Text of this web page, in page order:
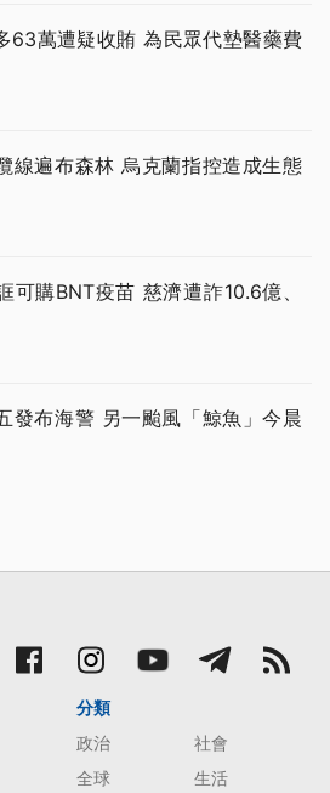
63萬遭疑收賄 為民眾代墊醫藥費
線遍布森林 烏克蘭指控造成生態
可購BNT疫苗 慈濟遭詐10.6億、
發布海警 另一颱風「鯨魚」今晨
分類
政治
社會
全球
生活